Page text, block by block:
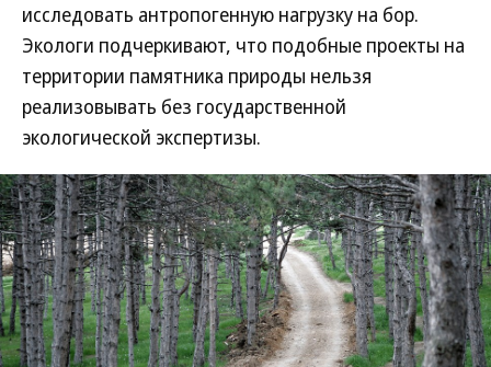
исследовать антропогенную нагрузку на бор.
Экологи подчеркивают, что подобные проекты на
территории памятника природы нельзя
реализовывать без государственной
экологической экспертизы.